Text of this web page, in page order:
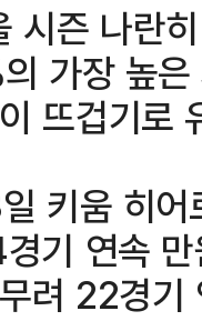
시즌 나란
가장 높은
뜨겁기로
키움 히어
기 연속
려 22경기